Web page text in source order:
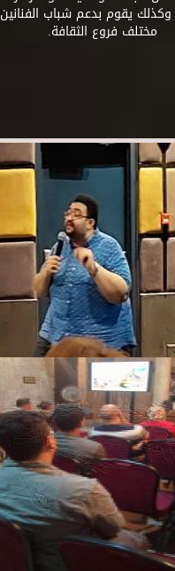
وكذلك يقوم بدعم شباب
مختلف فروع الثقافة.